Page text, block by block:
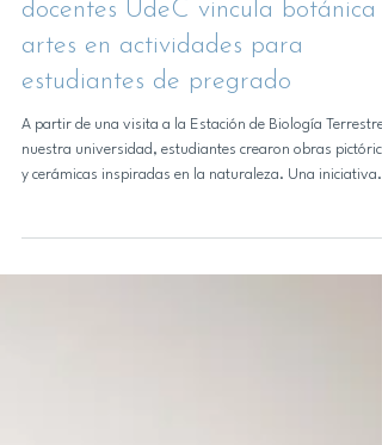
Proyecto colaborativo entre
docentes UdeC vincula botánica y
estudiantes de pregrado
A partir de una visita a la Estación de Biología Terrestre